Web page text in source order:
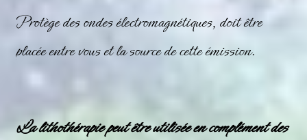
Protège des ondes électromagnétiques, doit être
placée entre vous et la source de cette émission.
La lithothérapie peut être utilisée en complément des